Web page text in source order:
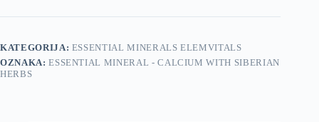
KATEGORIJA: ESSENTIAL MINERALS ELEMVITALS
OZNAKA:ESSENTIAL MINERAL - CALCIUM WITH SIBERIAN
HERBS